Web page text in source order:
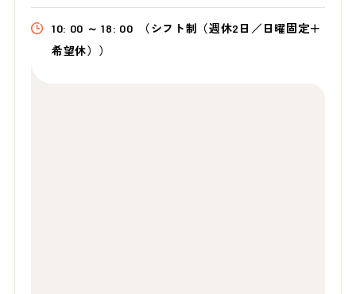
10: 00 ～ 18: 00
（シフト制（週休2日／日曜固定＋
希望休））